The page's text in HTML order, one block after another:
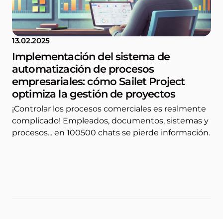
13.02.2025
Implementación del sistema de
automatización de procesos
empresariales: cómo Sailet Project
optimiza la gestión de proyectos
¡Controlar los procesos comerciales es realmente
complicado! Empleados, documentos, sistemas y
procesos... en 100500 chats se pierde información.